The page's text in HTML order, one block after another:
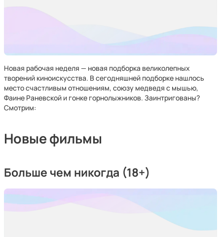
Новая рабочая неделя — новая подборка великолепных
творений киноискусства. В сегодняшней подборке нашлось
место счастливым отношениям, союзу медведя с мышью,
Фаине Раневской и гонке горнолыжников. Заинтригованы?
Смотрим:
Новые фильмы
Больше чем никогда (18+)